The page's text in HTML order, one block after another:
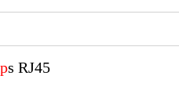
s RJ45